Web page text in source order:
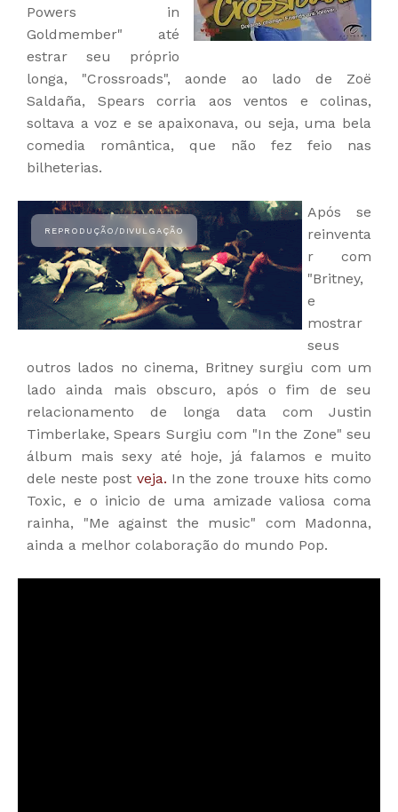
Powers in
Goldmember" até
estrar seu próprio
longa, "Crossroads", aonde ao lado de Zoë
Saldaña, Spears corria aos ventos e colinas,
soltava a voz e se apaixonava, ou seja, uma bela
comedia romântica, que não fez feio nas
bilheterias.
Após se
reinventa
r com
"Britney,
e
mostrar
seus
outros lados no cinema, Britney surgiu com um
lado ainda mais obscuro, após o fim de seu
relacionamento de longa data com Justin
Timberlake, Spears Surgiu com "In the Zone" seu
álbum mais sexy até hoje, já falamos e muito
dele neste post veja. In the zone trouxe hits como
Toxic, e o inicio de uma amizade valiosa coma
rainha, "Me against the music" com Madonna,
ainda a melhor colaboração do mundo Pop.